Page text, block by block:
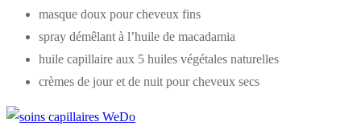
masque doux pour cheveux fins
spray démêlant à l’huile de macadamia
huile capillaire aux 5 huiles végétales naturelles
crèmes de jour et de nuit pour cheveux secs